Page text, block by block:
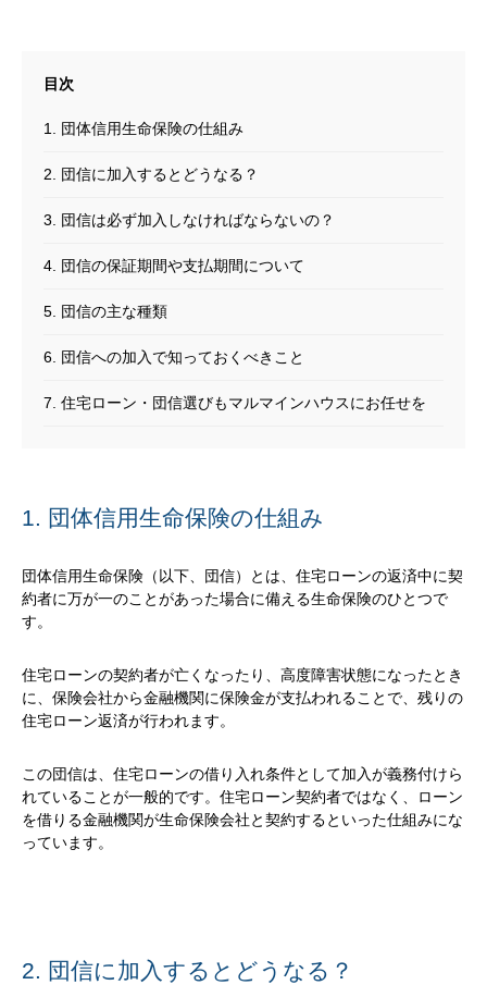
1. 団体信用生命保険の仕組み
2. 団信に加入するとどうなる？
3. 団信は必ず加入しなければならないの？
4. 団信の保証期間や支払期間について
5. 団信の主な種類
6. 団信への加入で知っておくべきこと
7. 住宅ローン・団信選びもマルマインハウスにお任せを
1. 団体信用生命保険の仕組み
団体信用生命保険（以下、団信）とは、住宅ローンの返済中に契
約者に万が一のことがあった場合に備える生命保険のひとつで
す。
住宅ローンの契約者が亡くなったり、高度障害状態になったとき
に、保険会社から金融機関に保険金が支払われることで、残りの
住宅ローン返済が行われます。
この団信は、住宅ローンの借り入れ条件として加入が義務付けら
れていることが一般的です。住宅ローン契約者ではなく、ローン
を借りる金融機関が生命保険会社と契約するといった仕組みにな
っています。
2. 団信に加入するとどうなる？